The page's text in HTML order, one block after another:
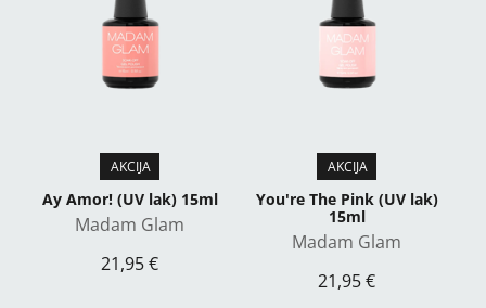
Ay Amor! (UV lak) 15ml
Madam Glam
21,95 €
You're The Pink (UV lak)
15ml
Madam Glam
21,95 €